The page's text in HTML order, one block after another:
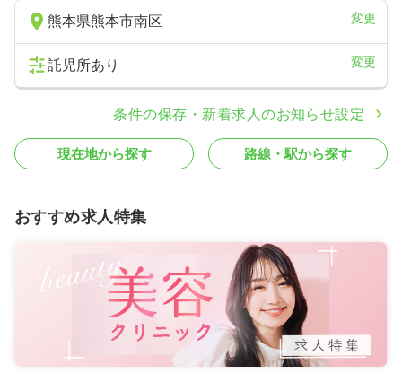
熊本県熊本市南区 変更
託児所あり 変更
条件の保存・新着求人のお知らせ設定
現在地から探す 路線・駅から探す
おすすめ求人特集